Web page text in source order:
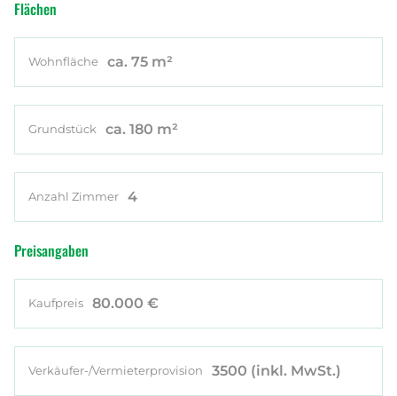
Flächen
Wohnfläche ca. 75 m²
Grundstück ca. 180 m²
Anzahl Zimmer 4
Preisangaben
Kaufpreis 80.000 €
Verkäufer-/Vermieterprovision 3500 (inkl. MwSt.)